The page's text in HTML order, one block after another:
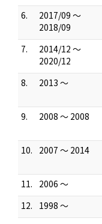
6.
2017/09 ～
2018/09
7.
2014/12 ～
2020/12
8.
2013 ～
9.
2008 ～ 2008
10.
2007 ～ 2014
11.
2006 ～
12.
1998 ～